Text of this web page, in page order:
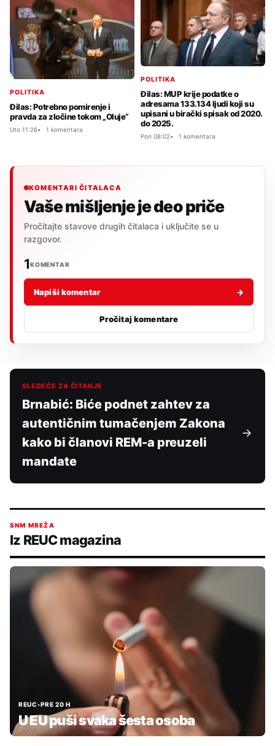
POLITIKA
Đilas: Potrebno pomirenje i
pravda za zločine tokom „Oluje“
Uto 11:26 1 komentara
POLITIKA
Đilas: MUP krije podatke o
adresama 133.134 ljudi koji su
upisani u birački spisak od 2020.
do 2025.
Pon 08:02 1 komentara
KOMENTARI ČITALACA
Vaše mišljenje je deo priče
Pročitajte stavove drugih čitalaca i uključite se u
razgovor.
1KOMENTAR
Napiši komentar →
Pročitaj komentare
SLEDEĆE ZA ČITANJE
Brnabić: Biće podnet zahtev za
autentičnim tumačenjem Zakona
kako bi članovi REM-a preuzeli
mandate
SNM MREŽA
Iz REUC magazina
REUC•PRE 20 H
U EU puši svaka šesta osoba